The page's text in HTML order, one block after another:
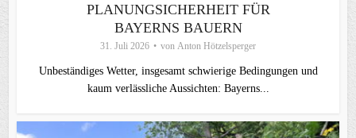
PLANUNGSICHERHEIT FÜR
BAYERNS BAUERN
31. Juli 2026 von Anton Hötzelsperger
Unbeständiges Wetter, insgesamt schwierige Bedingungen und
kaum verlässliche Aussichten: Bayerns...